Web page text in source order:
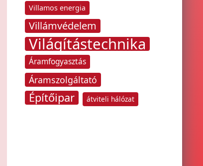
Villamos energia
Villámvédelem
Világítástechnika
Áramfogyasztás
Áramszolgáltató
Építőipar átviteli hálózat